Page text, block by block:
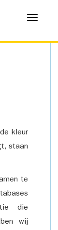
Menu
kleur
staan
te
die
wij